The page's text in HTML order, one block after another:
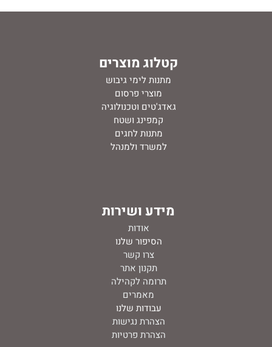
קטלוג מוצרים
מתנות לימי גיבוש
מוצרי פרסום
גאדג'טים וטכנולוגיה
קמפינג ושטח
מתנות לחגים
למשרד ולמנהל
מידע ושירות
אודות
הסיפור שלנו
צרו קשר
תקנון אתר
תרומה לקהילה
מאמרים
עבודות שלנו
הצהרת נגישות
הצהרת פרטיות